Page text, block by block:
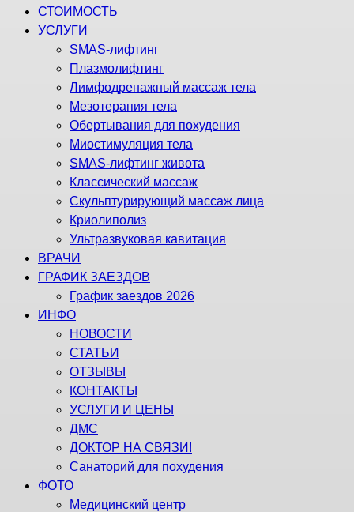
СТОИМОСТЬ
УСЛУГИ
SMAS-лифтинг
Плазмолифтинг
Лимфодренажный массаж тела
Мезотерапия тела
Обертывания для похудения
Миостимуляция тела
SMAS-лифтинг живота
Классический массаж
Скульптурирующий массаж лица
Криолиполиз
Ультразвуковая кавитация
ВРАЧИ
ГРАФИК ЗАЕЗДОВ
График заездов 2026
ИНФО
НОВОСТИ
СТАТЬИ
ОТЗЫВЫ
КОНТАКТЫ
УСЛУГИ И ЦЕНЫ
ДМС
ДОКТОР НА СВЯЗИ!
Санаторий для похудения
ФОТО
Медицинский центр